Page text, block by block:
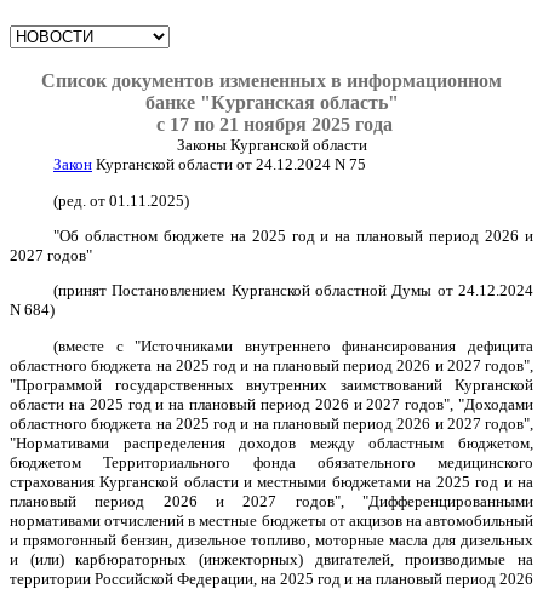
Список документов измененных в информационном
банке "Курганская область"
с 17 по 21 ноября 2025 года
Законы Курганской области
Закон Курганской области от 24.12.2024 N 75
(ред. от 01.11.2025)
"Об областном бюджете на 2025 год и на плановый период 2026 и
2027 годов"
(принят Постановлением Курганской областной Думы от 24.12.2024
N 684)
(вместе с "Источниками внутреннего финансирования дефицита
областного бюджета на 2025 год и на плановый период 2026 и 2027 годов",
"Программой государственных внутренних заимствований Курганской
области на 2025 год и на плановый период 2026 и 2027 годов", "Доходами
областного бюджета на 2025 год и на плановый период 2026 и 2027 годов",
"Нормативами распределения доходов между областным бюджетом,
бюджетом Территориального фонда обязательного медицинского
страхования Курганской области и местными бюджетами на 2025 год и на
плановый период 2026 и 2027 годов", "Дифференцированными
нормативами отчислений в местные бюджеты от акцизов на автомобильный
и прямогонный бензин, дизельное топливо, моторные масла для дизельных
и (или) карбюраторных (инжекторных) двигателей, производимые на
территории Российской Федерации, на 2025 год и на плановый период 2026